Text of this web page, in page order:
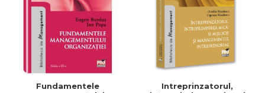
Fundamentele
Intreprinzatorul,